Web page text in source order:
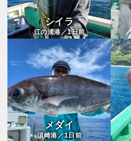
シイラ
江の浦港／1日前
メダイ
須崎港／1日前